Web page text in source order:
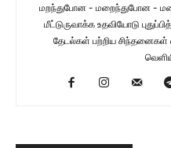
மறந்துபோன - மறைந்துபோன -
மீட்டுருவாக்க உதவியோடு
தேடல்கள் பற்றிய சிந்தனைகள்